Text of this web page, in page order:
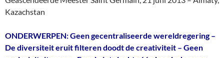
Kazachstan
ONDERWERPEN: Geen gecentraliseerde wereldregering –
De diversiteit eruit filteren doodt de creativiteit – Geen